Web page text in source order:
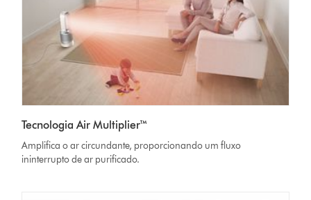
Tecnologia Air Multiplier™
Amplifica o ar circundante, proporcionando um fluxo
ininterrupto de ar purificado.